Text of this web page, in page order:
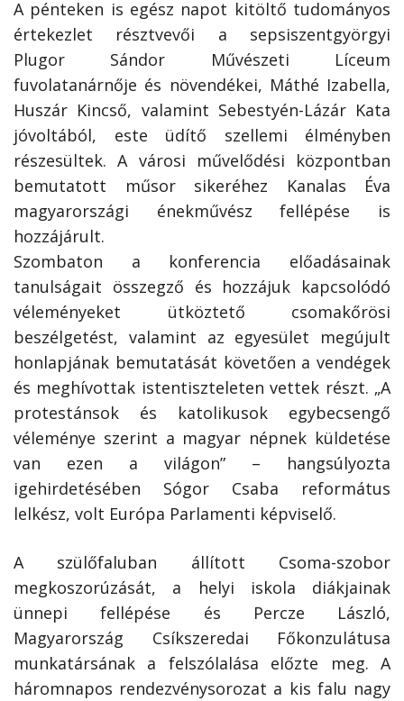
A pénteken is egész napot kitöltő tudományos
értekezlet résztvevői a sepsiszentgyörgyi
Plugor Sándor Művészeti Líceum
fuvolatanárnője és növendékei, Máthé Izabella,
Huszár Kincső, valamint Sebestyén-Lázár Kata
jóvoltából, este üdítő szellemi élményben
részesültek. A városi művelődési központban
bemutatott műsor sikeréhez Kanalas Éva
magyarországi énekművész fellépése is
hozzájárult.
Szombaton a konferencia előadásainak
tanulságait összegző és hozzájuk kapcsolódó
véleményeket ütköztető csomakőrösi
beszélgetést, valamint az egyesület megújult
honlapjának bemutatását követően a vendégek
és meghívottak istentiszteleten vettek részt. „A
protestánsok és katolikusok egybecsengő
véleménye szerint a magyar népnek küldetése
van ezen a világon” – hangsúlyozta
igehirdetésében Sógor Csaba református
lelkész, volt Európa Parlamenti képviselő.
A szülőfaluban állított Csoma-szobor
megkoszorúzását, a helyi iskola diákjainak
ünnepi fellépése és Percze László,
Magyarország Csíkszeredai Főkonzulátusa
munkatársának a felszólalása előzte meg. A
háromnapos rendezvénysorozat a kis falu nagy